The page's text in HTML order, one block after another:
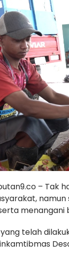
– Tak
menangani
telah